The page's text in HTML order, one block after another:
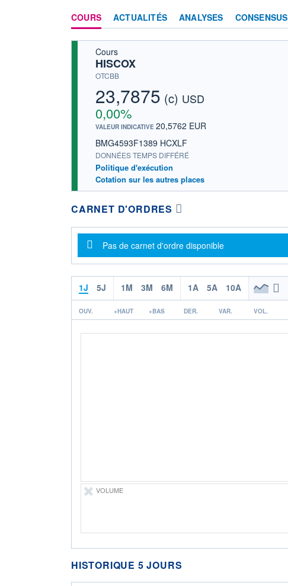
COURS ACTUALITÉS ANALYSES CONSENSUS
Cours
HISCOX
OTCBB
23,7875 (c) USD
0,00%
VALEUR INDICATIVE 20,5762 EUR
BMG4593F1389 HCXLF
DONNÉES TEMPS DIFFÉRÉ
Politique d'exécution
Cotation sur les autres places
CARNET D'ORDRES
Message d'information
Pas de carnet d'ordre disponible
1J 5J 1M 3M 6M 1A 5A 10A
OUV. +HAUT +BAS DER. VAR. VOL.
VOLUME
HISTORIQUE 5 JOURS